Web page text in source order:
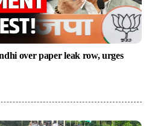
over paper leak row, urges